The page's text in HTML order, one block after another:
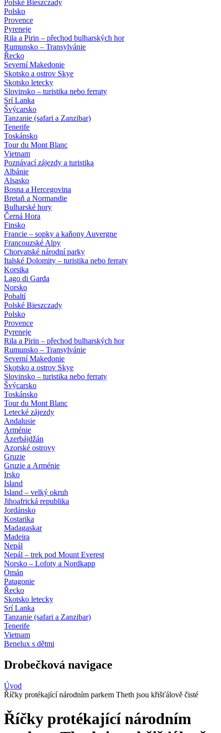
Polské Bieszczady
Polsko
Provence
Pyreneje
Rila a Pirin – přechod bulharských hor
Rumunsko – Transylvánie
Řecko
Severní Makedonie
Skotsko a ostrov Skye
Skotsko letecky
Slovinsko – turistika nebo ferraty
Srí Lanka
Švýcarsko
Tanzanie (safari a Zanzibar)
Tenerife
Toskánsko
Tour du Mont Blanc
Vietnam
Poznávací zájezdy a turistika
Albánie
Alsasko
Bosna a Hercegovina
Bretaň a Normandie
Bulharské hory
Černá Hora
Finsko
Francie – sopky a kaňony Auvergne
Francouzské Alpy
Chorvatské národní parky
Italské Dolomity – turistika nebo ferraty
Korsika
Lago di Garda
Norsko
Pobaltí
Polské Bieszczady
Polsko
Provence
Pyreneje
Rila a Pirin – přechod bulharských hor
Rumunsko – Transylvánie
Severní Makedonie
Skotsko a ostrov Skye
Slovinsko – turistika nebo ferraty
Švýcarsko
Toskánsko
Tour du Mont Blanc
Letecké zájezdy
Andalusie
Arménie
Ázerbájdžán
Azorské ostrovy
Gruzie
Gruzie a Arménie
Irsko
Island
Island – velký okruh
Jihoafrická republika
Jordánsko
Kostarika
Madagaskar
Madeira
Nepál
Nepál – trek pod Mount Everest
Norsko – Lofoty a Nordkapp
Omán
Patagonie
Řecko
Skotsko letecky
Srí Lanka
Tanzanie (safari a Zanzibar)
Tenerife
Vietnam
Benelux s dětmi
Drobečková navigace
Úvod
Říčky protékající národním parkem Theth jsou křišťálově čisté
Říčky protékající národním